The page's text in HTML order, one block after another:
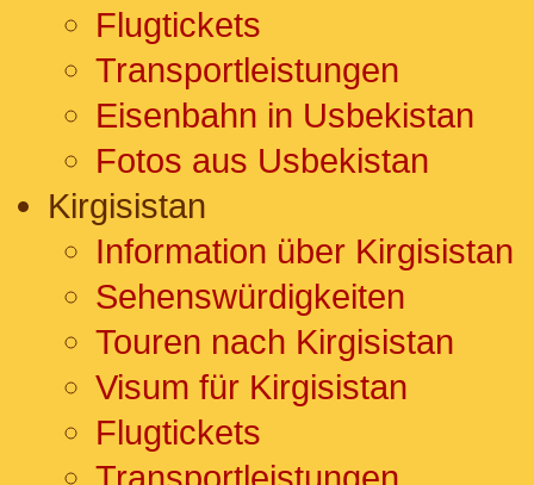
Flugtickets
Transportleistungen
Eisenbahn in Usbekistan
Fotos aus Usbekistan
Kirgisistan
Information über Kirgisistan
Sehenswürdigkeiten
Touren nach Kirgisistan
Visum für Kirgisistan
Flugtickets